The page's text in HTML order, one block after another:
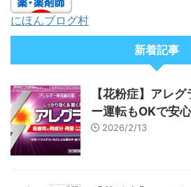
にほんブログ村
新着記事
【花粉症】アレ
ー運転もOKで安心
2026/2/13